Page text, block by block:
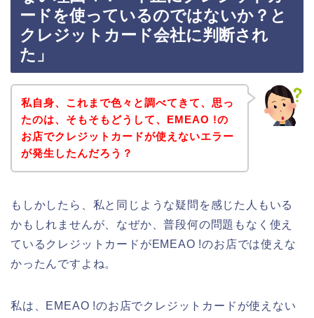
ードを使っているのではないか？と
クレジットカード会社に判断され
た」
私自身、これまで色々と調べてきて、思っ
たのは、そもそもどうして、EMEAO !の
お店でクレジットカードが使えないエラー
が発生したんだろう？
もしかしたら、私と同じような疑問を感じた人もいる
かもしれませんが、なぜか、普段何の問題もなく使え
ているクレジットカードがEMEAO !のお店では使えな
かったんですよね。
私は、EMEAO !のお店でクレジットカードが使えない